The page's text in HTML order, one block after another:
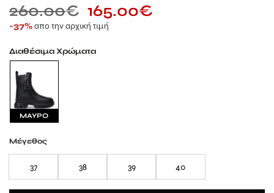
260.00€ 165.00€
-37%απο την αρχική τιμή
Διαθέσιμα Χρώματα
ΜΑΥΡΟ
Μέγεθος
37 38 39 40